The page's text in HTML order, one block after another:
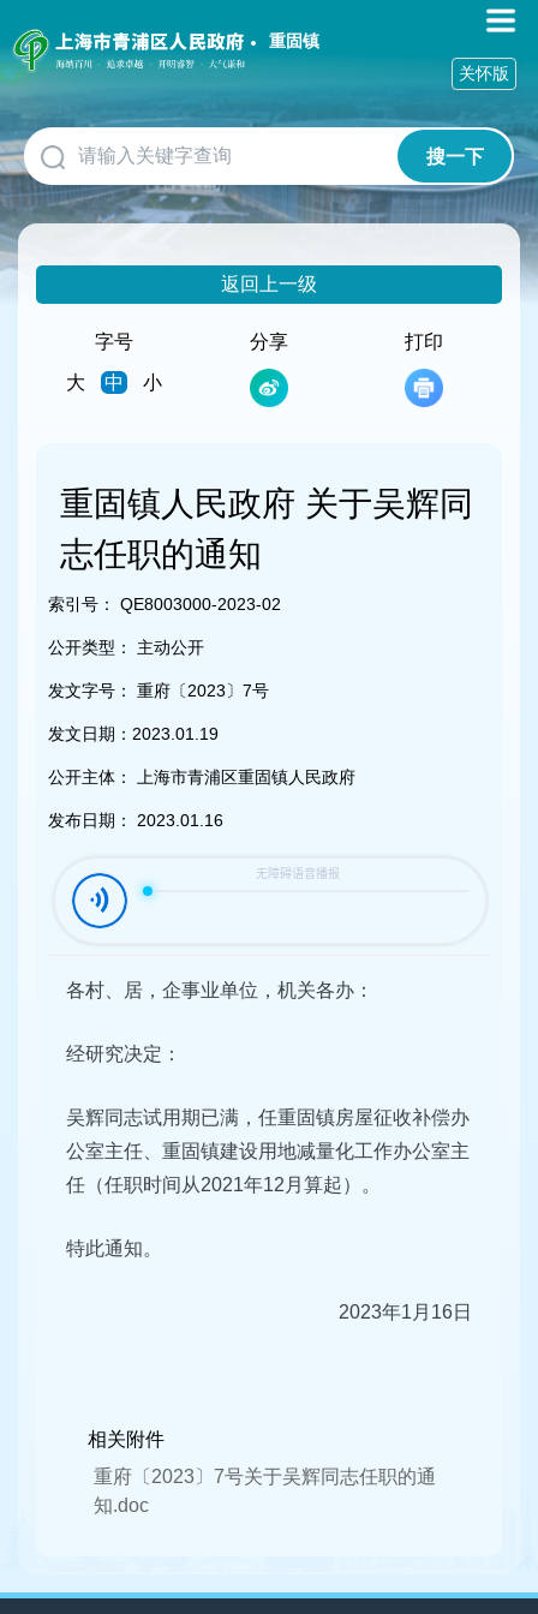
障
碍
作
说
明
跳
到
网
重固镇
搜一下
关怀版
返回上一级
字号
大
中 小
分享 打印
重固镇人民政府 关于吴辉同
志任职的通知
索引号： QE8003000-2023-02
公开类型： 主动公开
发文字号： 重府〔2023〕7号
发文日期： 2023.01.19
公开主体： 上海市青浦区重固镇人民政府
发布日期： 2023.01.16
各村、居，企事业单位，机关各办：
经研究决定：
吴辉同志试用期已满，任重固镇房屋征收补偿办
公室主任、重固镇建设用地减量化工作办公室主
任（任职时间从2021年12月算起）。
特此通知。
2023年1月16日
相关附件
重府〔2023〕7号关于吴辉同志任职的通
知.doc